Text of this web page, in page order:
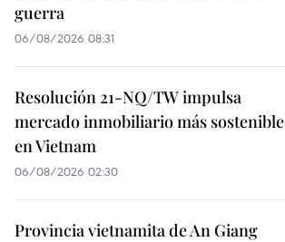
guerra
06/08/2026 08:31
Resolución 21-NQ/TW impulsa
mercado inmobiliario más sostenible
en Vietnam
06/08/2026 02:30
Provincia vietnamita de An Giang